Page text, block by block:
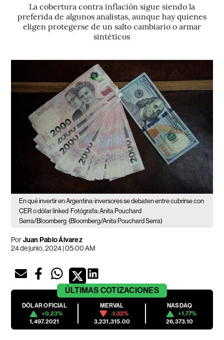
La cobertura contra inflación sigue siendo la
preferida de algunos analistas, aunque hay quienes
eligen protegerse de un salto cambiario o armar
sintéticos
En qué invertir en Argentina: inversores se debaten entre cubrirse con
CER o dólar linked Fotógrafa: Anita Pouchard
Serra/Bloomberg (Bloomberg/Anita Pouchard Serra)
PorJuan Pablo Álvarez
24 de junio, 2024 | 05:00 AM
ÚLTIMAS COTIZACIONES
DÓLAR OFICIAL
+0.23%
1,497.2021
MERVAL
-1.32%
3,231,315.00
NASDAQ
+1.77%
26,373.10